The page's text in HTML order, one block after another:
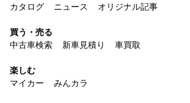
カタログ
ニュース オリジナル記事
買う・売る
中古車検索
新車見積り 車買取
楽しむ
マイカー
みんカラ